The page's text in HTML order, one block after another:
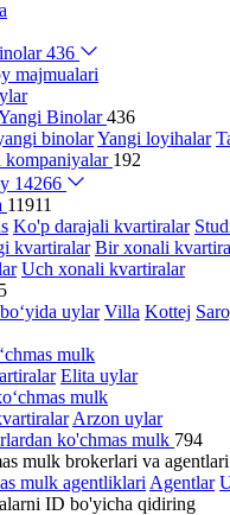
436
majmualari
Binolar436
binolarYangi loyihalar
kompaniyalar 192
14266
11911
Ko'p darajali kvartiralar
kvartiralar Bir xonali
Uch xonali kvartiralar
uylar Villa Kottej
mulk
Elita uylar
mulk
Arzon uylar
ko'chmas mulk 794
mulk brokerlari va agentlari
mulk agentliklari Agentlar
ID bo'yicha qidiring